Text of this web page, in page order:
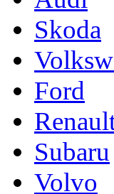
Skoda
Ford
Subaru
Volvo